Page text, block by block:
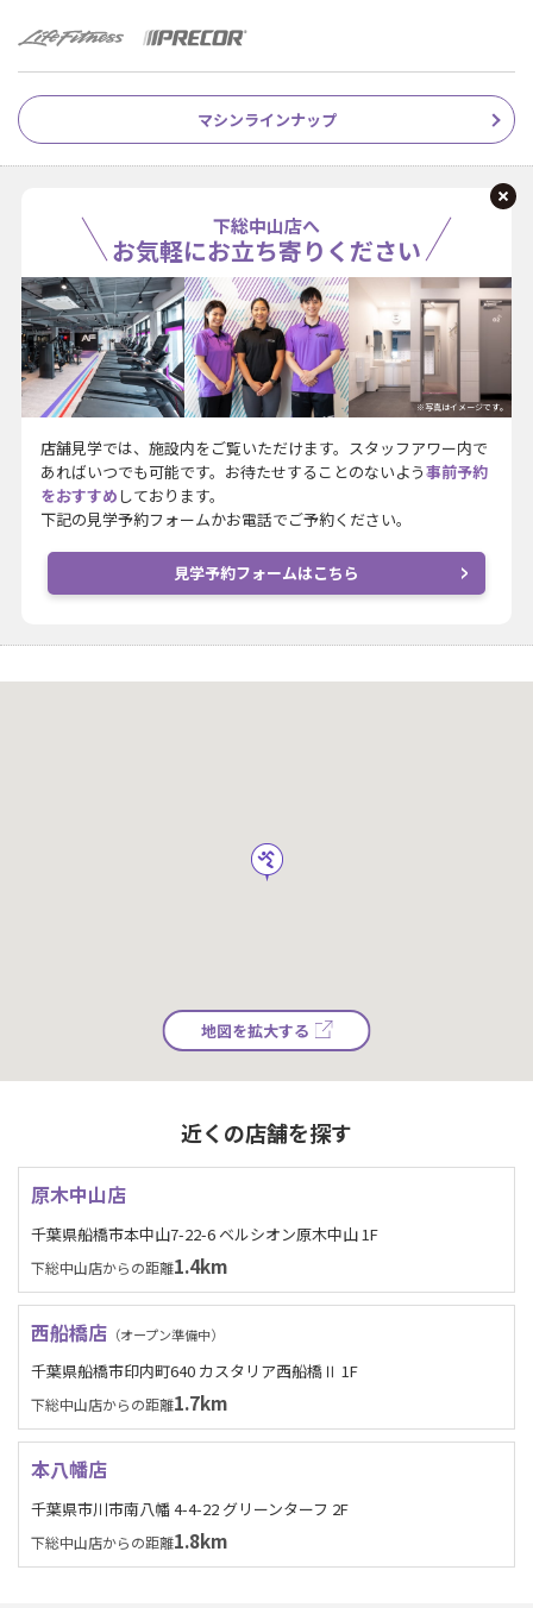
マシンラインナップ
下総中山店へ
お気軽にお立ち寄りください
※写真はイメージです。
店舗見学では、施設内をご覧いただけます。スタッフアワー内で
あればいつでも可能です。お待たせすることのないよう事前予約
をおすすめ しております。
下記の見学予約フォームかお電話でご予約ください。
見学予約フォームはこちら
地図を拡大する
近くの店舗を探す
原木中山店
千葉県船橋市本中山7-22-6 ベルシオン原木中山 1F
下総中山店からの距離1.4km
西船橋店 （オープン準備中）
千葉県船橋市印内町640 カスタリア西船橋Ⅱ 1F
下総中山店からの距離1.7km
本八幡店
千葉県市川市南八幡 4-4-22 グリーンターフ 2F
下総中山店からの距離1.8km